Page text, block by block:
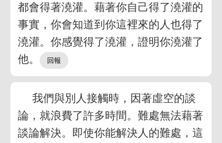
都會得著澆灌。藉著你自己得了澆灌的
事實，你會知道到你這裡來的人也得了
澆灌。你感覺得了澆灌，證明你澆灌了
他。
我們與別人接觸時，因著虛空的談
論，就浪費了許多時間。難處無法藉著
談論解決。即使你能解決人的難處，這